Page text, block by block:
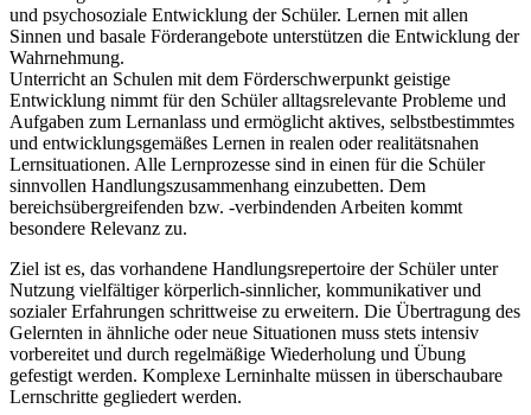
und psychosoziale Entwicklung der Schüler. Lernen mit allen
Sinnen und basale Förderangebote unterstützen die Entwicklung der
Wahrnehmung.
Unterricht an Schulen mit dem Förderschwerpunkt geistige
Entwicklung nimmt für den Schüler alltagsrelevante Probleme und
Aufgaben zum Lernanlass und ermöglicht aktives, selbstbestimmtes
und entwicklungsgemäßes Lernen in realen oder realitätsnahen
Lernsituationen. Alle Lernprozesse sind in einen für die Schüler
sinnvollen Handlungszusammenhang einzubetten. Dem
bereichsübergreifenden bzw. -verbindenden Arbeiten kommt
besondere Relevanz zu.
Ziel ist es, das vorhandene Handlungsrepertoire der Schüler unter
Nutzung vielfältiger körperlich-sinnlicher, kommunikativer und
sozialer Erfahrungen schrittweise zu erweitern. Die Übertragung des
Gelernten in ähnliche oder neue Situationen muss stets intensiv
vorbereitet und durch regelmäßige Wiederholung und Übung
gefestigt werden. Komplexe Lerninhalte müssen in überschaubare
Lernschritte gegliedert werden.